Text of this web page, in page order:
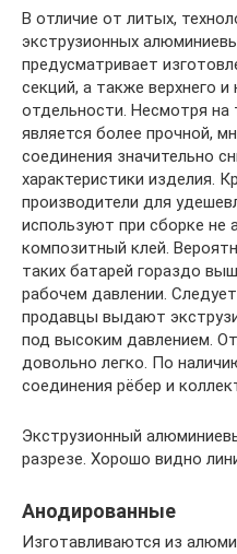
В отличие от литых,
экструзионных
предусматривает
секций, а также верхнего
отдельности. Несмотря
является более прочной,
соединения значительно
характеристики изделия.
производители для
используют при сборке не
композитный клей.
таких батарей гораздо
рабочем давлении.
продавцы выдают
под высоким давлением.
довольно легко. По
соединения рёбер и
Экструзионный
разрезе. Хорошо видно
Анодированные
Изготавливаются из